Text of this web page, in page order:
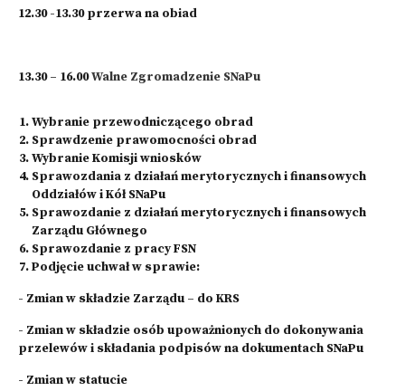
12.30 -13.30 przerwa na obiad
13.30 – 16.00Walne Zgromadzenie SNaPu
Wybranie przewodniczącego obrad
Sprawdzenie prawomocności obrad
Wybranie Komisji wniosków
Sprawozdania z działań merytorycznych i finansowych
Oddziałów i Kół SNaPu
Sprawozdanie z działań merytorycznych i finansowych
Zarządu Głównego
Sprawozdanie z pracy FSN
Podjęcie uchwał w sprawie:
- Zmian w składzie Zarządu – do KRS
- Zmian w składzie osób upoważnionych do dokonywania
przelewów i składania podpisów na dokumentach SNaPu
- Zmian w statucie